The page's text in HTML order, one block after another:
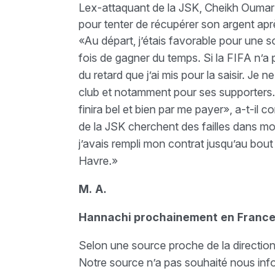
Lex-attaquant de la JSK, Cheikh
pour tenter de récupérer son argent
«Au départ, j’étais favorable pour une
fois de gagner du temps. Si la FIFA
du retard que j’ai mis pour la saisir. Je
club et notamment pour ses
finira bel et bien par me payer», a-t-il
de la JSK cherchent des failles dans
j’avais rempli mon contrat jusqu’au
Havre.»
M. A.
Hannachi prochainement en France
Selon une source proche de la
Notre source n’a pas souhaité nous